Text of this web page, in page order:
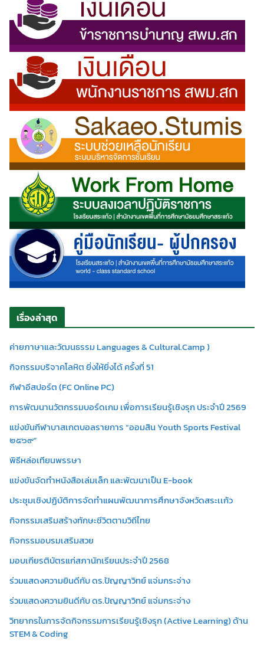
เรื่องล่าสุด
ค่ายภาษาและวัฒนธรรม Languages & Cultural.Camp )
กิจกรรมบริจาคโลหิต ยิ่งให้ยิ่งได้ ครั้งที่ 51
กีฬาอีสปอร์ต (FC Online PC)
การพัฒนานวัตกรรมบอร์ดเกม เพื่อการเรียนรู้เชิงรุก ประจำปี 2569
แข่งขันกีฬาบาสเกตบอลรายการ “ออมสิน Youth Sports Festival
๒๕๖๙”
พิธีหล่อเทียนพรรษา
แข่งขันจัดทำหนังสือเล่มเล็ก และพัฒนาเป็น E-book
ประชุมเชิงปฏิบัติการจัดทำแผนพัฒนาการศึกษาจังหวัดสระเเก้ว
กิจกรรมเสริมสร้างทักษะชีวิตตามวิถีไทย
กิจกรรมอบรมเสริมสวย
มอบเกียรติบัตรแก่สภานักเรียนประจำปี 2568
ร่วมแสดงความยินดีกับ ดร.ปัญญาวิทย์ แจ่มกระจ่าง
ร่วมแสดงความยินดีกับ ดร.ปัญญาวิทย์ แจ่มกระจ่าง
วิทยากรในการจัดกิจกรรมการเรียนรู้เชิงรุก (Active Learning) ด้าน
STEM & Coding